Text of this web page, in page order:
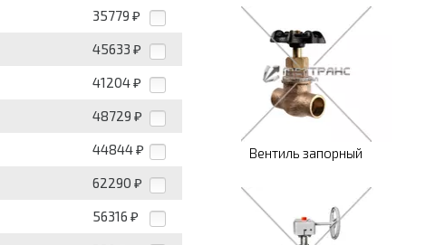
35779 ₽
45633 ₽
41204 ₽
48729 ₽
44844 ₽
62290 ₽
56316 ₽
Вентиль запорный